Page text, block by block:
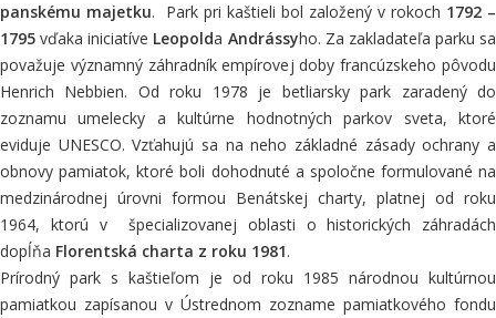
panskému majetku. Park pri kaštieli bol založený v rokoch 1792 –
1795 vďaka iniciatíve Leopolda Andrássyho. Za zakladateľa parku sa
považuje významný záhradník empírovej doby francúzskeho pôvodu
Henrich Nebbien. Od roku 1978 je betliarsky park zaradený do
zoznamu umelecky a kultúrne hodnotných parkov sveta, ktoré
eviduje UNESCO. Vzťahujú sa na neho základné zásady ochrany a
obnovy pamiatok, ktoré boli dohodnuté a spoločne formulované na
medzinárodnej úrovni formou Benátskej charty, platnej od roku
1964, ktorú v špecializovanej oblasti o historických záhradách
dopĺňa Florentská charta z roku 1981.
Prírodný park s kaštieľom je od roku 1985 národnou kultúrnou
pamiatkou zapísanou v Ústrednom zozname pamiatkového fondu